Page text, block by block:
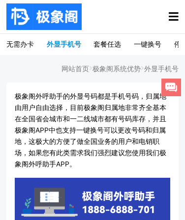
无需办卡 外显手机号 套餐任选 一键换号 停
网站首页 极象阁系统优势 外显手机号
极象阁外呼助手的外显号码都是手机号码，归属地
由用户自由选择，目前极象阁归属地非常齐全基本
在全国省会城市和一二线城市都有号码库存，并且
极象阁APP中也支持一键换号可以更改号码和归属
地，这极大的方便了做全国业务的用户和电销职
场，如果您有此类需求我们强烈建议您使用我们极
象阁外呼助手APP。